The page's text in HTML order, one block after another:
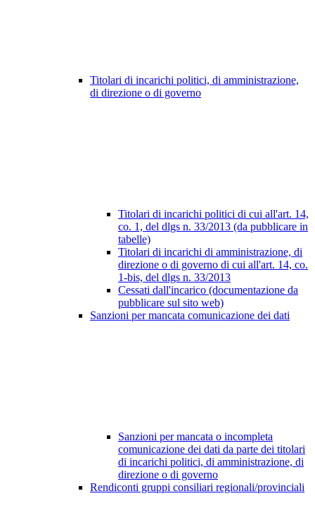
Titolari di incarichi politici, di amministrazione,
di direzione o di governo
Titolari di incarichi politici di cui all'art. 14,
co. 1, del dlgs n. 33/2013 (da pubblicare in
tabelle)
Titolari di incarichi di amministrazione, di
direzione o di governo di cui all'art. 14, co.
1-bis, del dlgs n. 33/2013
Cessati dall'incarico (documentazione da
pubblicare sul sito web)
Sanzioni per mancata comunicazione dei dati
Sanzioni per mancata o incompleta
comunicazione dei dati da parte dei titolari
di incarichi politici, di amministrazione, di
direzione o di governo
Rendiconti gruppi consiliari regionali/provinciali